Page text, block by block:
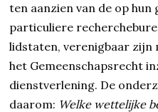
ten aanzien van de op
particuliere
lidstaten, verenigbaar zijn
het Gemeenschapsrecht
dienstverlening. De
daarom: Welke wettelijke